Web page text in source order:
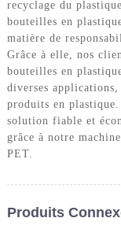
recyclage du
bouteilles en
matière de
Grâce à elle, nos
bouteilles en
diverses
produits en
solution fiable et
grâce à notre
PET.
Produits